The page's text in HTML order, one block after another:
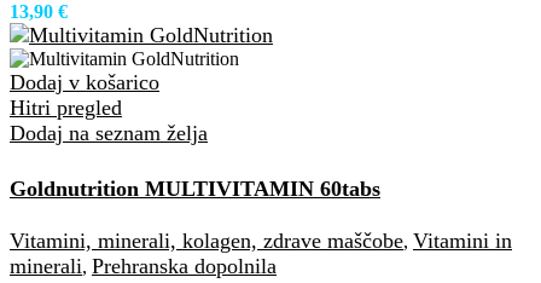
13,90 €
Dodaj v košarico
Hitri pregled
Dodaj na seznam želja
Goldnutrition MULTIVITAMIN 60tabs
Vitamini, minerali, kolagen, zdrave maščobe, Vitamini in
minerali, Prehranska dopolnila